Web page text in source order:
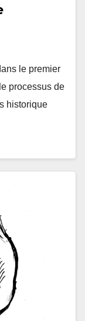
le premier
processus de
historique